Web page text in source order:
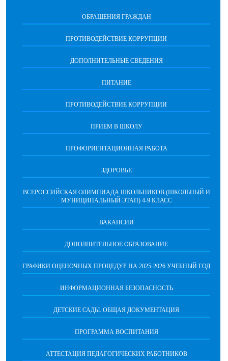
ОБРАЩЕНИЯ ГРАЖДАН
ПРОТИВОДЕЙСТВИЕ КОРРУПЦИИ
ДОПОЛНИТЕЛЬНЫЕ СВЕДЕНИЯ
ПИТАНИЕ
ПРОТИВОДЕЙСТВИЕ КОРРУПЦИИ
ПРИЕМ В ШКОЛУ
ПРОФОРИЕНТАЦИОННАЯ РАБОТА
ЗДОРОВЬЕ
ВСЕРОССИЙСКАЯ ОЛИМПИАДА ШКОЛЬНИКОВ (ШКОЛЬНЫЙ И
МУНИЦИПАЛЬНЫЙ ЭТАП) 4-9 КЛАСС
ВАКАНСИИ
ДОПОЛНИТЕЛЬНОЕ ОБРАЗОВАНИЕ
ГРАФИКИ ОЦЕНОЧНЫХ ПРОЦЕДУР НА 2025-2026 УЧЕБНЫЙ ГОД
ИНФОРМАЦИОННАЯ БЕЗОПАСНОСТЬ
ДЕТСКИЕ САДЫ. ОБЩАЯ ДОКУМЕНТАЦИЯ
ПРОГРАММА ВОСПИТАНИЯ
АТТЕСТАЦИЯ ПЕДАГОГИЧЕСКИХ РАБОТНИКОВ